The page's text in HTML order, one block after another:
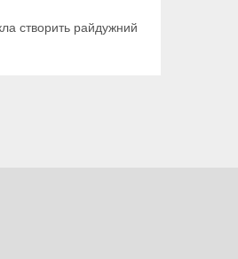
створить райдужний